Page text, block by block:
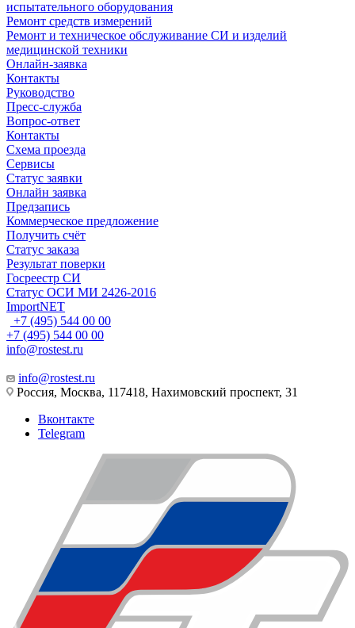
испытательного оборудования
Ремонт средств измерений
Ремонт и техническое обслуживание СИ и изделий
медицинской техники
Онлайн-заявка
Контакты
Руководство
Пресс-служба
Вопрос-ответ
Контакты
Схема проезда
Сервисы
Статус заявки
Онлайн заявка
Предзапись
Коммерческое предложение
Получить счёт
Статус заказа
Результат поверки
Госреестр СИ
Статус ОСИ МИ 2426-2016
ImportNET
+7 (495) 544 00 00
+7 (495) 544 00 00
info@rostest.ru
info@rostest.ru
Россия, Москва, 117418, Нахимовский проспект, 31
Вконтакте
Telegram